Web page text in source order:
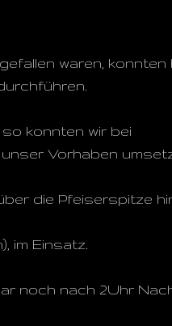
waren, konnten
konnten wir bei
Vorhaben
die Pfeiserspitze
im Einsatz.
noch nach 2Uhr